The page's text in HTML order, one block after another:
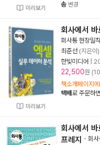
미리보기
송 변경
미리보기
회사에서
회사통 현장밀
최준선 (지은이)
한빛미디어
22,500원
책소개페이지
택배로 주문하면
회사에서
프레지 -회